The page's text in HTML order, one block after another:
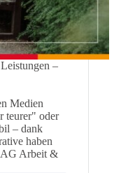
–
Medien
teurer" oder
– dank
haben
AG Arbeit &